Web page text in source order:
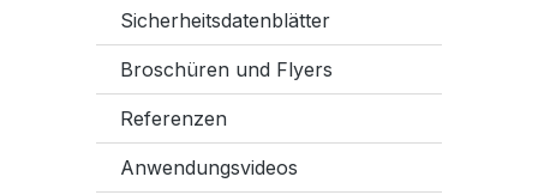
Sicherheitsdatenblätter
Broschüren und Flyers
Referenzen
Anwendungsvideos